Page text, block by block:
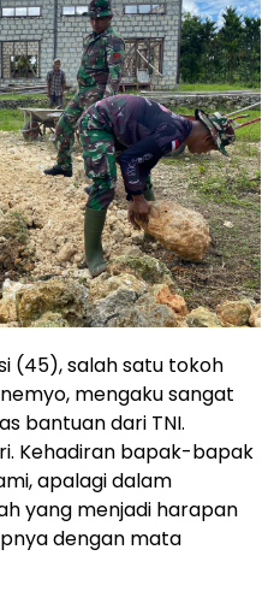
(45), salah satu tokoh
mengaku sangat
bantuan dari TNI.
Kehadiran bapak-bapak
apalagi dalam
yang menjadi harapan
dengan mata